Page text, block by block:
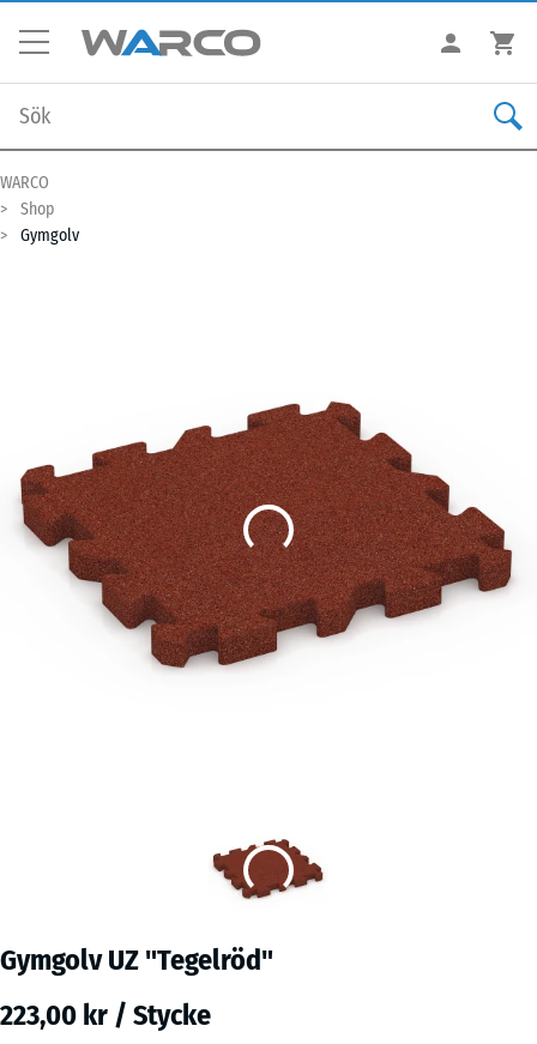
WARCO
Shop
Gymgolv
Gymgolv UZ "Tegelröd"
223,00 kr / Stycke